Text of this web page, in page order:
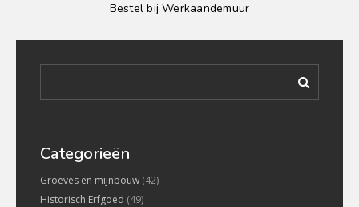
Bestel bij Werkaandemuur
Categorieën
Groeves en mijnbouw (42)
Historisch Erfgoed (49)